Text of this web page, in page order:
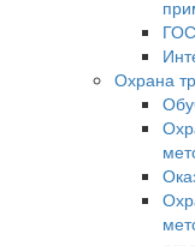
Охрана